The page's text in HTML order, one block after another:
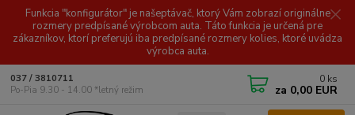
Funkcia "konfigurátor" je našeptávač, ktorý Vám zobrazí originálne
rozmery predpísané výrobcom auta. Táto funkcia je určená pre
zákazníkov, ktorí preferujú iba predpísané rozmery kolies, ktoré uvádza
výrobca auta.
037 / 3810711
Po-Pia 9.30 - 14.00 *letný režim
0 ks
za 0,00 EUR